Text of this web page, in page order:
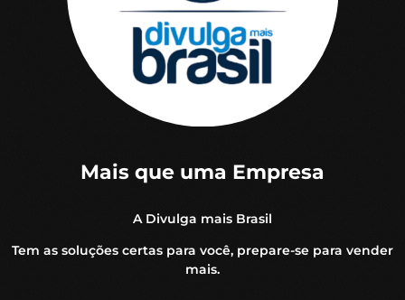
Mais que uma Empresa
A Divulga mais Brasil
Tem as soluções certas para você, prepare-se para vender
mais.